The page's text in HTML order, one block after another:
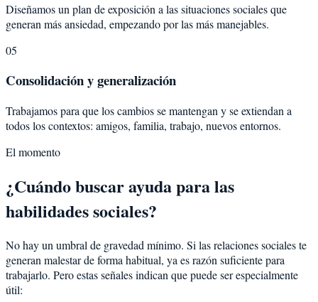
Diseñamos un plan de exposición a las situaciones sociales que
generan más ansiedad, empezando por las más manejables.
05
Consolidación y generalización
Trabajamos para que los cambios se mantengan y se extiendan a
todos los contextos: amigos, familia, trabajo, nuevos entornos.
El momento
¿Cuándo buscar ayuda para las
habilidades sociales?
No hay un umbral de gravedad mínimo. Si las relaciones sociales te
generan malestar de forma habitual, ya es razón suficiente para
trabajarlo. Pero estas señales indican que puede ser especialmente
útil: